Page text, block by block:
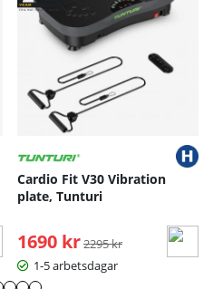
Cardio Fit V30 Vibration
plate, Tunturi
1690 kr Ordinarie pris:
2295 kr
1-5 arbetsdagar